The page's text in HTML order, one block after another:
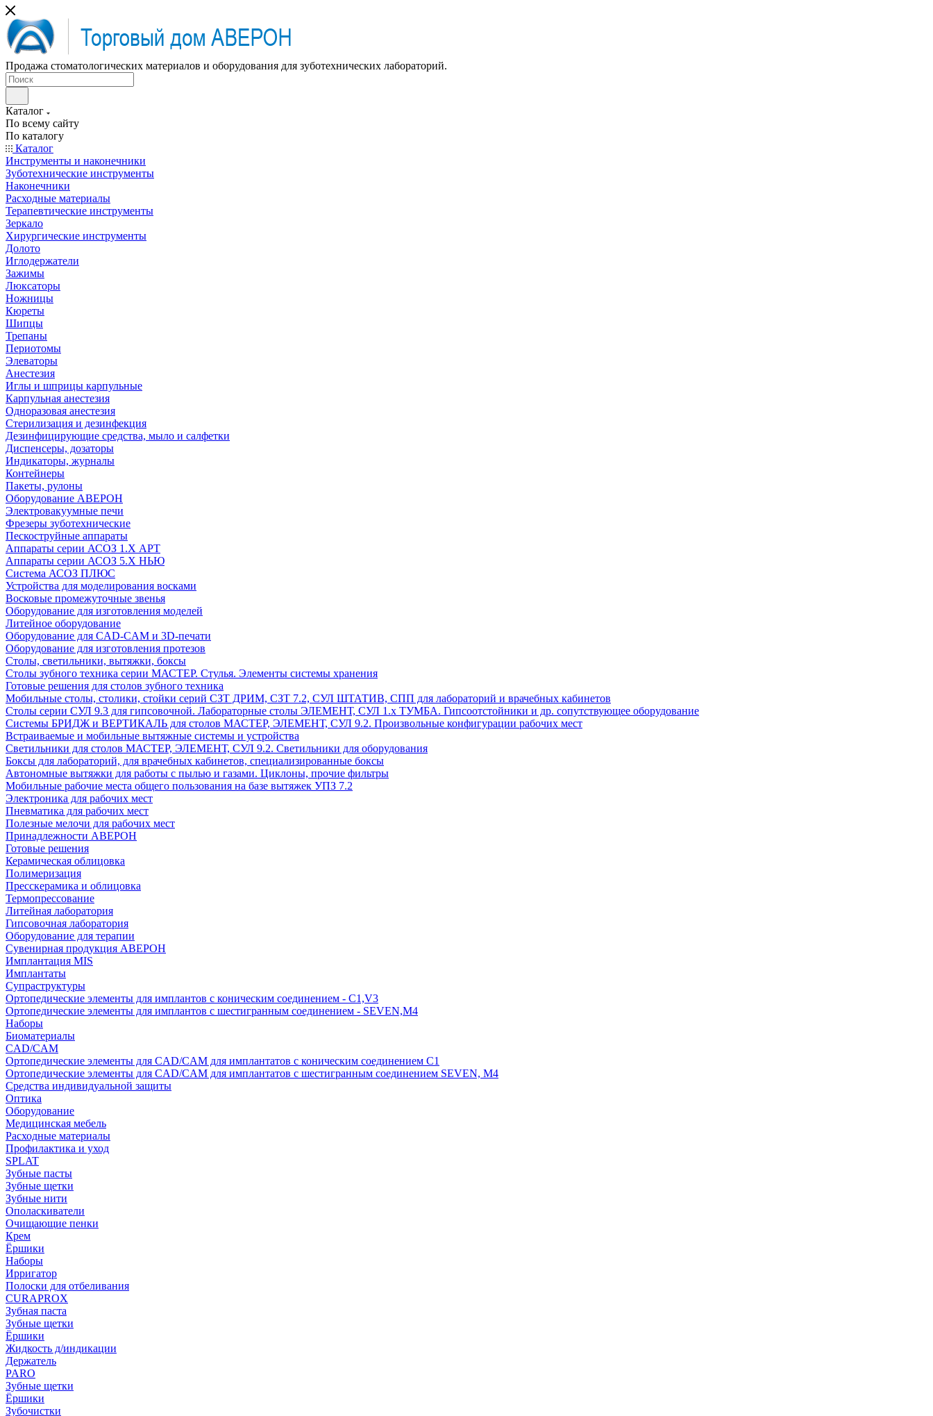
Продажа стоматологических материалов и оборудования для зуботехнических лабораторий.
Каталог
По всему сайту
По каталогу
Каталог
Инструменты и наконечники
Зуботехнические инструменты
Наконечники
Расходные материалы
Терапевтические инструменты
Зеркало
Хирургические инструменты
Долото
Иглодержатели
Зажимы
Люксаторы
Ножницы
Кюреты
Шипцы
Трепаны
Периотомы
Элеваторы
Анестезия
Иглы и шприцы карпульные
Карпульная анестезия
Одноразовая анестезия
Стерилизация и дезинфекция
Дезинфицирующие средства, мыло и салфетки
Диспенсеры, дозаторы
Индикаторы, журналы
Контейнеры
Пакеты, рулоны
Оборудование АВЕРОН
Электровакуумные печи
Фрезеры зуботехнические
Пескоструйные аппараты
Аппараты серии АСОЗ 1.Х АРТ
Аппараты серии АСОЗ 5.Х НЬЮ
Система АСОЗ ПЛЮС
Устройства для моделирования восками
Восковые промежуточные звенья
Оборудование для изготовления моделей
Литейное оборудование
Оборудование для CAD-CAM и 3D-печати
Оборудование для изготовления протезов
Cтолы, светильники, вытяжки, боксы
Столы зубного техника серии МАСТЕР. Стулья. Элементы системы хранения
Готовые решения для столов зубного техника
Мобильные столы, столики, стойки серий СЗТ ДРИМ, СЗТ 7.2, СУЛ ШТАТИВ, СПП для лабораторий и врачебных кабинетов
Столы серии СУЛ 9.3 для гипсовочной. Лабораторные столы ЭЛЕМЕНТ, СУЛ 1.х ТУМБА. Гипсоотстойники и др. сопутствующее оборудование
Системы БРИДЖ и ВЕРТИКАЛЬ для столов МАСТЕР, ЭЛЕМЕНТ, СУЛ 9.2. Произвольные конфигурации рабочих мест
Встраиваемые и мобильные вытяжные системы и устройства
Светильники для столов МАСТЕР, ЭЛЕМЕНТ, СУЛ 9.2. Светильники для оборудования
Боксы для лабораторий, для врачебных кабинетов, специализированные боксы
Автономные вытяжки для работы с пылью и газами. Циклоны, прочие фильтры
Мобильные рабочие места общего пользования на базе вытяжек УПЗ 7.2
Электроника для рабочих мест
Пневматика для рабочих мест
Полезные мелочи для рабочих мест
Принадлежности АВЕРОН
Готовые решения
Керамическая облицовка
Полимеризация
Пресскерамика и облицовка
Термопрессование
Литейная лаборатория
Гипсовочная лаборатория
Оборудование для терапии
Сувенирная продукция АВЕРОН
Имплантация MIS
Имплантаты
Супраструктуры
Ортопедические элементы для имплантов с коническим соединением - C1,V3
Ортопедические элементы для имплантов с шестигранным соединением - SEVEN,M4
Наборы
Биоматериалы
CAD/CAM
Ортопедические элементы для CAD/CAM для имплантатов с коническим соединением С1
Ортопедические элементы для CAD/CAM для имплантатов с шестигранным соединением SEVEN, М4
Средства индивидуальной защиты
Оптика
Оборудование
Медицинская мебель
Расходные материалы
Профилактика и уход
SPLAT
Зубные пасты
Зубные щетки
Зубные нити
Ополаскиватели
Очищающие пенки
Крем
Ёршики
Наборы
Ирригатор
Полоски для отбеливания
CURAPROX
Зубная паста
Зубные щетки
Ёршики
Жидкость д/индикации
Держатель
PARO
Зубные щетки
Ёршики
Зубочистки